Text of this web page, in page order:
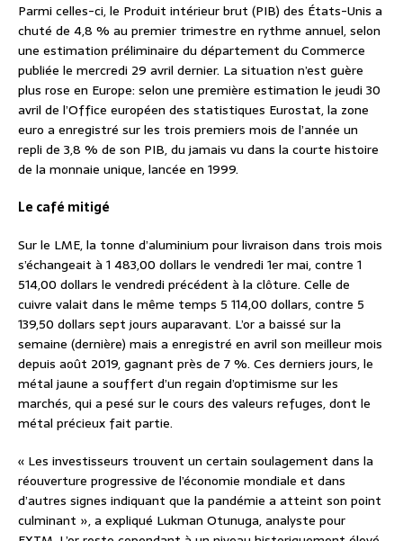
Parmi celles-ci, le Produit intérieur brut (PIB) des États-Unis a
chuté de 4,8 % au premier trimestre en rythme annuel, selon
une estimation préliminaire du département du Commerce
publiée le mercredi 29 avril dernier. La situation n’est guère
plus rose en Europe: selon une première estimation le jeudi 30
avril de l’Office européen des statistiques Eurostat, la zone
euro a enregistré sur les trois premiers mois de l’année un
repli de 3,8 % de son PIB, du jamais vu dans la courte histoire
de la monnaie unique, lancée en 1999.
Le café mitigé
Sur le LME, la tonne d’aluminium pour livraison dans trois mois
s’échangeait à 1 483,00 dollars le vendredi 1er mai, contre 1
514,00 dollars le vendredi précédent à la clôture. Celle de
cuivre valait dans le même temps 5 114,00 dollars, contre 5
139,50 dollars sept jours auparavant. L’or a baissé sur la
semaine (dernière) mais a enregistré en avril son meilleur mois
depuis août 2019, gagnant près de 7 %. Ces derniers jours, le
métal jaune a souffert d’un regain d’optimisme sur les
marchés, qui a pesé sur le cours des valeurs refuges, dont le
métal précieux fait partie.
« Les investisseurs trouvent un certain soulagement dans la
réouverture progressive de l’économie mondiale et dans
d’autres signes indiquant que la pandémie a atteint son point
culminant », a expliqué Lukman Otunuga, analyste pour